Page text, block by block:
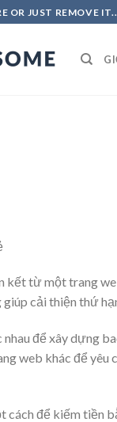
OR JUST REMOVE
kết từ một trang
giúp cải thiện thứ
nhau để xây dựng
web khác để yêu
cách để kiếm tiền